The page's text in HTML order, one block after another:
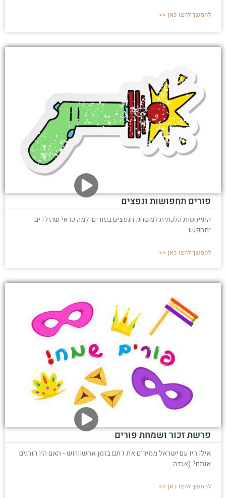
להמשך לחצו כאן >>
פורים תחפושות ונפצים
התייחסות הלכתית למשחק הנפצים בפורים. למה כדאי שהילדים
יתחפשו
להמשך לחצו כאן >>
פרשת זכור ושמחת פורים
אילו היו עם ישראל ממירים את דתם בזמן אחשוורוש - האם היו הורגים
אותם? (אגדה
להמשך לחצו כאן >>